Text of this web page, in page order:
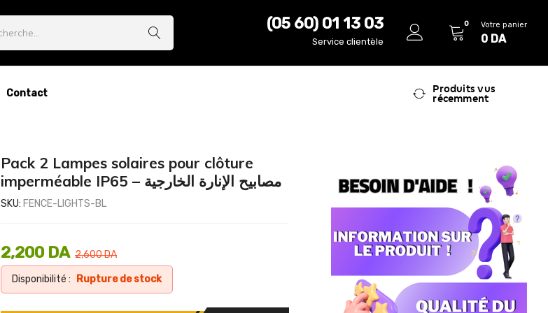
(05 60) 01 13 03
Service clientèle
0 Votre panier
0 DA
Contact
Produits vus
récemment
Pack 2 Lampes solaires pour clôture
imperméable IP65 – مصابيح الإنارة الخارجية
SKU: FENCE-LIGHTS-BL
2,600DA
2,200 DA
Disponibilité : Rupture de stock